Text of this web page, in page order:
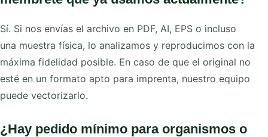
Sí. Si nos envías el archivo en PDF, AI, EPS o incluso
una muestra física, lo analizamos y reproducimos con la
máxima fidelidad posible. En caso de que el original no
esté en un formato apto para imprenta, nuestro equipo
puede vectorizarlo.
¿Hay pedido mínimo para organismos o